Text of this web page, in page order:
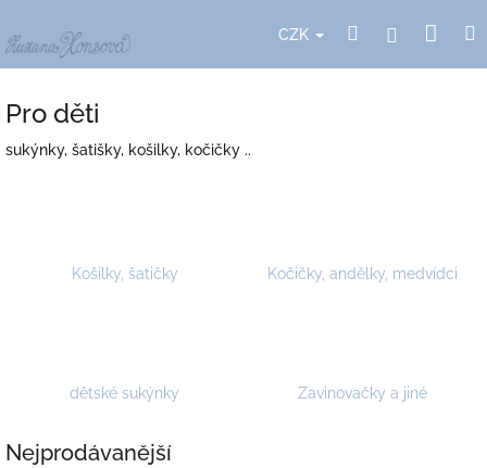
na
obsah
CZK HledatPřihlášení
Pro děti
sukýnky, šatišky, košilky, kočičky ..
Košilky, šatičky Kočičky, andělky, medvídci
dětské sukýnky Zavinovačky a jiné
Nejprodávanější